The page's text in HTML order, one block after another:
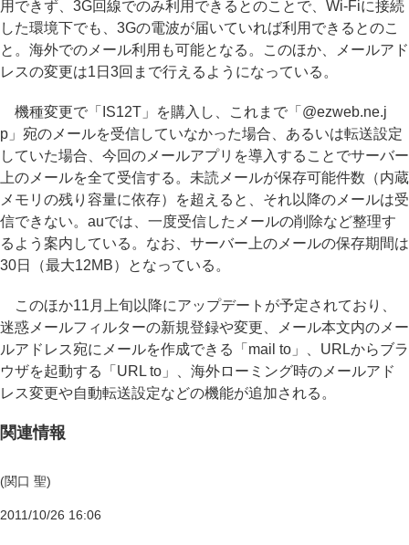
用できず、3G回線でのみ利用できるとのことで、Wi-Fiに接続
した環境下でも、3Gの電波が届いていれば利用できるとのこ
と。海外でのメール利用も可能となる。このほか、メールアド
レスの変更は1日3回まで行えるようになっている。
機種変更で「IS12T」を購入し、これまで「@ezweb.ne.j
p」宛のメールを受信していなかった場合、あるいは転送設定
していた場合、今回のメールアプリを導入することでサーバー
上のメールを全て受信する。未読メールが保存可能件数（内蔵
メモリの残り容量に依存）を超えると、それ以降のメールは受
信できない。auでは、一度受信したメールの削除など整理す
るよう案内している。なお、サーバー上のメールの保存期間は
30日（最大12MB）となっている。
このほか11月上旬以降にアップデートが予定されており、
迷惑メールフィルターの新規登録や変更、メール本文内のメー
ルアドレス宛にメールを作成できる「mail to」、URLからブラ
ウザを起動する「URL to」、海外ローミング時のメールアド
レス変更や自動転送設定などの機能が追加される。
関連情報
(関口 聖)
2011/10/26 16:06